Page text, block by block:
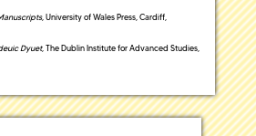
, University of Wales Press, Cardiff,
Dyuet, The Dublin Institute for Advanced Studies,